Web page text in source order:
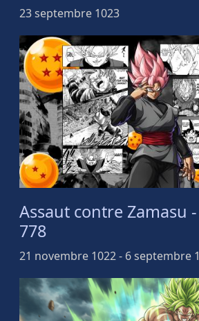
23 septembre 1023
Assaut contre Zamasu
778
21 novembre 1022 - 6 septembre